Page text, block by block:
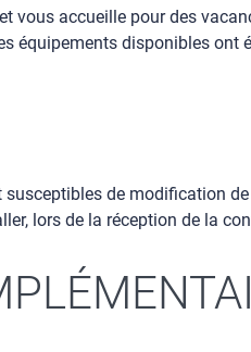
vous accueille pour des
équipements disponibles
de modification
lors de la réception de la